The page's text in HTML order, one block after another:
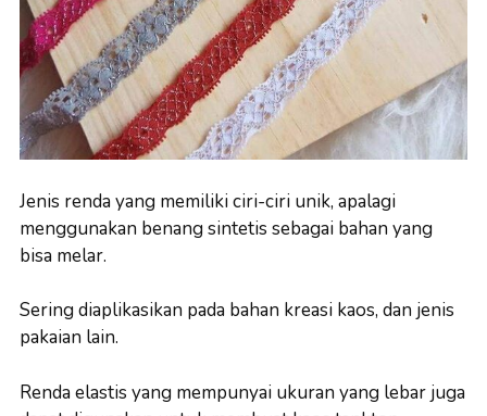
Jenis renda yang memiliki ciri-ciri unik, apalagi
menggunakan benang sintetis sebagai bahan yang
bisa melar.
Sering diaplikasikan pada bahan kreasi kaos, dan jenis
pakaian lain.
Renda elastis yang mempunyai ukuran yang lebar juga